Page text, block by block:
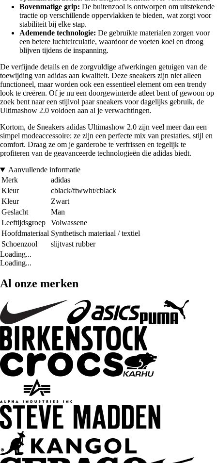
Bovenmatige grip: De buitenzool is ontworpen om uitstekende
tractie op verschillende oppervlakken te bieden, wat zorgt voor
stabiliteit bij elke stap.
Ademende technologie: De gebruikte materialen zorgen voor
een betere luchtcirculatie, waardoor de voeten koel en droog
blijven tijdens de inspanning.
De verfijnde details en de zorgvuldige afwerkingen getuigen van de
toewijding van adidas aan kwaliteit. Deze sneakers zijn niet alleen
functioneel, maar worden ook een essentieel element om een trendy
look te creëren. Of je nu een doorgewinterde atleet bent of gewoon op
zoek bent naar een stijlvol paar sneakers voor dagelijks gebruik, de
Ultimashow 2.0 voldoen aan al je verwachtingen.
Kortom, de Sneakers adidas Ultimashow 2.0 zijn veel meer dan een
simpel modeaccessoire; ze zijn een perfecte mix van prestaties, stijl en
comfort. Draag ze om je garderobe te verfrissen en tegelijk te
profiteren van de geavanceerde technologieën die adidas biedt.
Aanvullende informatie
Merk
adidas
Kleur
cblack/ftwwht/cblack
Kleur
Zwart
Geslacht
Man
Leeftijdsgroep
Volwassene
Hoofdmateriaal Synthetisch materiaal / textiel
Schoenzool
slijtvast rubber
Loading...
Loading...
Al onze merken